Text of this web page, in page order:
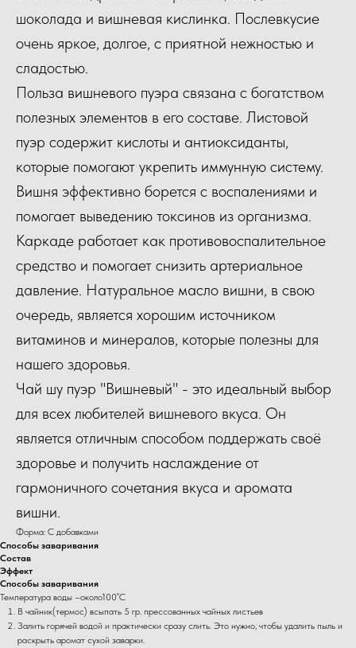
шоколада и вишневая кислинка. Послевкусие
очень яркое, долгое, с приятной нежностью и
сладостью.
Польза вишневого пуэра связана с богатством
полезных элементов в его составе. Листовой
пуэр содержит кислоты и антиоксиданты,
которые помогают укрепить иммунную систему.
Вишня эффективно борется с воспалениями и
помогает выведению токсинов из организма.
Каркаде работает как противовоспалительное
средство и помогает снизить артериальное
давление. Натуральное масло вишни, в свою
очередь, является хорошим источником
витаминов и минералов, которые полезны для
нашего здоровья.
Чай шу пуэр "Вишневый" - это идеальный выбор
для всех любителей вишневого вкуса. Он
является отличным способом поддержать своё
здоровье и получить наслаждение от
гармоничного сочетания вкуса и аромата
вишни.
Форма: С добавками
Способы заваривания
Состав
Эффект
Способы заваривания
Температура воды –около100˚С
В чайник(термос) всыпать 5 гр. прессованных чайных листьев
Залить горячей водой и практически сразу слить. Это нужно, чтобы удалить пыль и
раскрыть аромат сухой заварки.